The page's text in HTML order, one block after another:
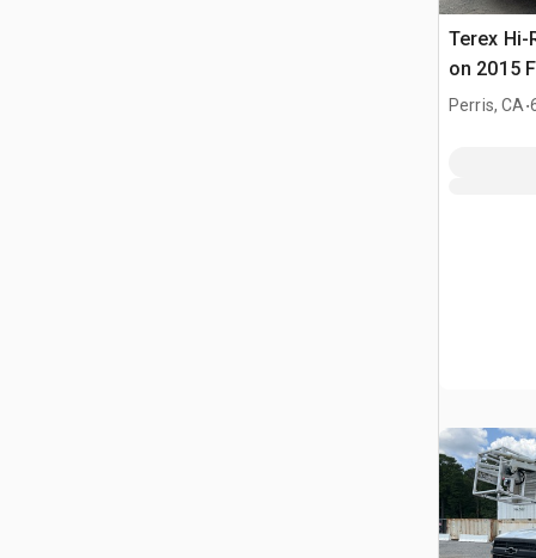
Terex Hi-
on 2015
4x2
Perris, CA.